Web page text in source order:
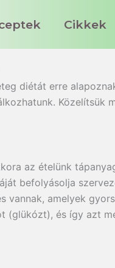
Cikkek
diétát erre
Közelítsük
az ételünk
befolyásolja
vannak, amelyek
(glükózt), és így azt